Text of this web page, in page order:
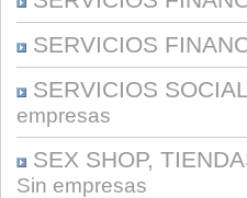
SERVICIOS
SERVICIOS
empresas
SEX SHOP,
Sin empresas